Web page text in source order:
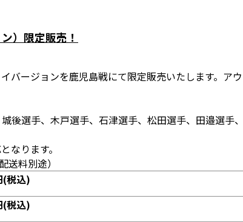
）限定販売！
バージョンを鹿児島戦にて限定販売いたします。ア
後選手、木戸選手、石津選手、松田選手、田邉選手
なります。
料別途）
(税込)
(税込)